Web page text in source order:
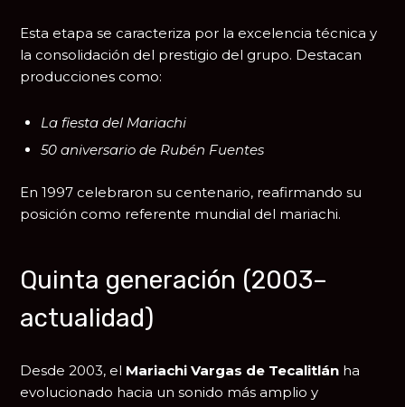
Esta etapa se caracteriza por la excelencia técnica y
la consolidación del prestigio del grupo. Destacan
producciones como:
La fiesta del Mariachi
50 aniversario de Rubén Fuentes
En 1997 celebraron su centenario, reafirmando su
posición como referente mundial del mariachi.
Quinta generación (2003–
actualidad)
Desde 2003, el Mariachi Vargas de Tecalitlán ha
evolucionado hacia un sonido más amplio y